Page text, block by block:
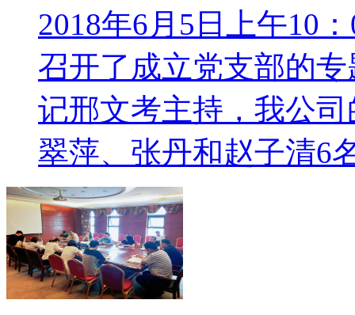
2018年6月5日上午10
召开了成立党支部的
记邢文考主持，我公
翠萍、张丹和赵子清6